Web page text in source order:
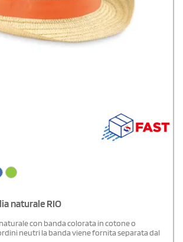
naturale RIO
con banda colorata in cotone o
neutri la banda viene fornita separata dal